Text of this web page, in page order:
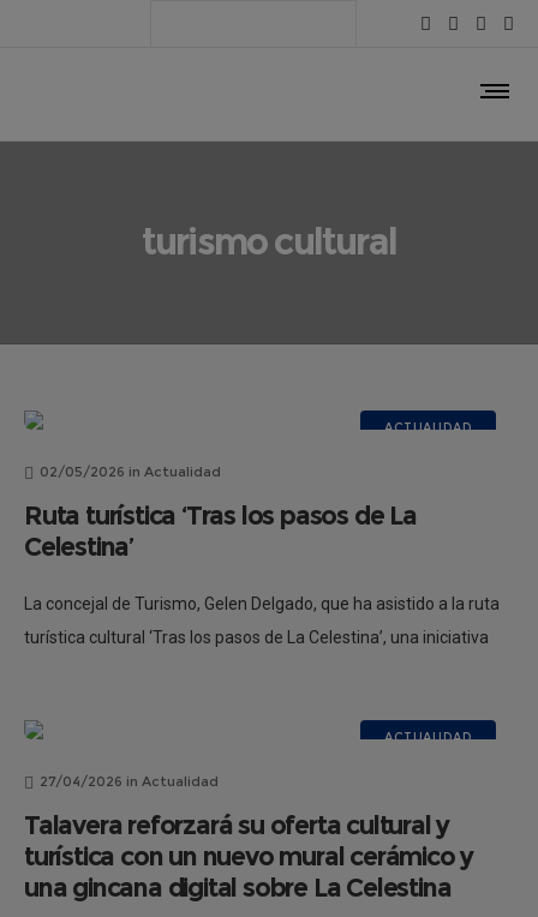
turismo cultural
ACTUALIDAD
02/05/2026 in Actualidad
Ruta turística ‘Tras los pasos de La
Celestina’
La concejal de Turismo, Gelen Delgado, que ha asistido a la ruta
turística cultural ‘Tras los pasos de La Celestina’, una iniciativa
ACTUALIDAD
27/04/2026 in Actualidad
Talavera reforzará su oferta cultural y
turística con un nuevo mural cerámico y
una gincana digital sobre La Celestina